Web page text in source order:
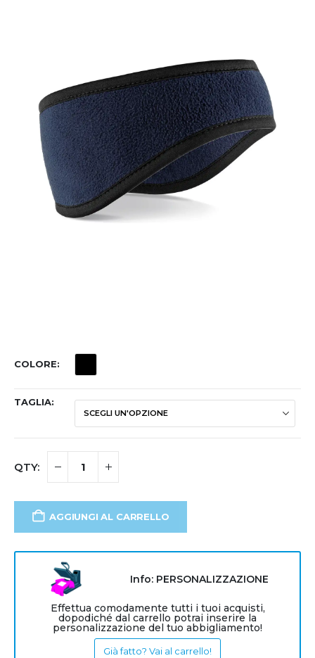
COLORE
TAGLIA
AGGIUNGI AL CARRELLO
Info: PERSONALIZZAZIONE
Effettua comodamente tutti i tuoi acquisti,
dopodiché dal carrello potrai inserire la
personalizzazione del tuo abbigliamento!
Già fatto? Vai al carrello!